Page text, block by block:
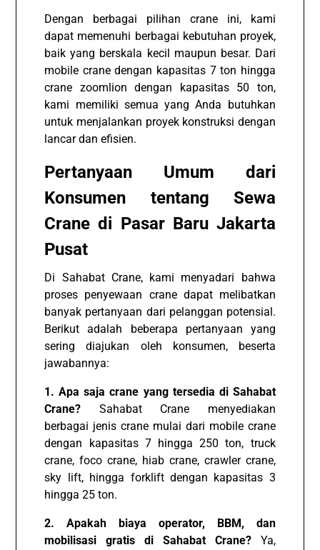
Dengan berbagai pilihan crane ini, kami
dapat memenuhi berbagai kebutuhan proyek,
baik yang berskala kecil maupun besar. Dari
mobile crane dengan kapasitas 7 ton hingga
crane zoomlion dengan kapasitas 50 ton,
kami memiliki semua yang Anda butuhkan
untuk menjalankan proyek konstruksi dengan
lancar dan efisien.
Pertanyaan Umum dari
Konsumen tentang Sewa
Crane di Pasar Baru Jakarta
Pusat
Di Sahabat Crane, kami menyadari bahwa
proses penyewaan crane dapat melibatkan
banyak pertanyaan dari pelanggan potensial.
Berikut adalah beberapa pertanyaan yang
sering diajukan oleh konsumen, beserta
jawabannya:
1. Apa saja crane yang tersedia di Sahabat
Crane? Sahabat Crane menyediakan
berbagai jenis crane mulai dari mobile crane
dengan kapasitas 7 hingga 250 ton, truck
crane, foco crane, hiab crane, crawler crane,
sky lift, hingga forklift dengan kapasitas 3
hingga 25 ton.
2. Apakah biaya operator, BBM, dan
mobilisasi gratis di Sahabat Crane?Ya,